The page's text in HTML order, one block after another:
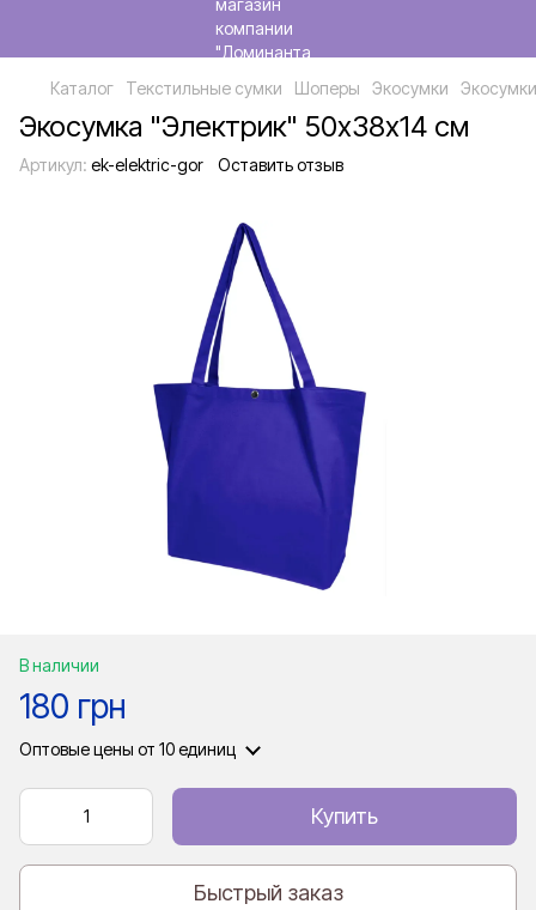
Каталог Текстильные сумки Шоперы Экосумки
Экосумка "Электрик" 50х38х14 см
Артикул: ek-elektric-gor Оставить отзыв
В наличии
180 грн
Оптовые цены от 10 единиц
Купить
Быстрый заказ